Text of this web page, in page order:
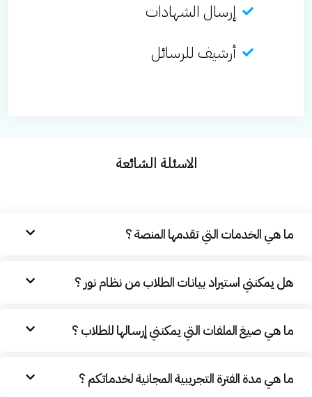
إرسال الشهادات
أرشيف للرسائل
الاسئلة الشائعة
ما هي الخدمات التي تقدمها المنصة ؟
هل يمكنني استيراد بيانات الطلاب من نظام نور ؟
ما هي صيغ الملفات التي يمكنني إرسالها للطلاب ؟
ما هي مدة الفترة التجريبية المجانية لخدماتكم ؟